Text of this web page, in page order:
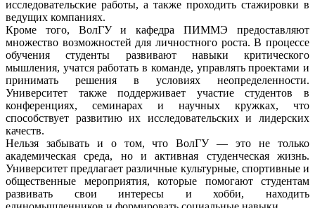
исследовательские работы, а также проходить стажировки в
ведущих компаниях.
Кроме того, ВолГУ и кафедра ПИММЭ предоставляют
множество возможностей для личностного роста. В процессе
обучения студенты развивают навыки критического
мышления, учатся работать в команде, управлять проектами и
принимать решения в условиях неопределенности.
Университет также поддерживает участие студентов в
конференциях, семинарах и научных кружках, что
способствует развитию их исследовательских и лидерских
качеств.
Нельзя забывать и о том, что ВолГУ — это не только
академическая среда, но и активная студенческая жизнь.
Университет предлагает различные культурные, спортивные и
общественные мероприятия, которые помогают студентам
развивать свои интересы и хобби, находить